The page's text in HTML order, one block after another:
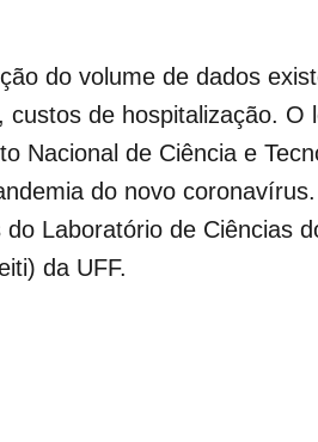
do volume de dados
de hospitalização. O
Nacional de Ciência e
do novo
Laboratório de Ciências
da UFF.